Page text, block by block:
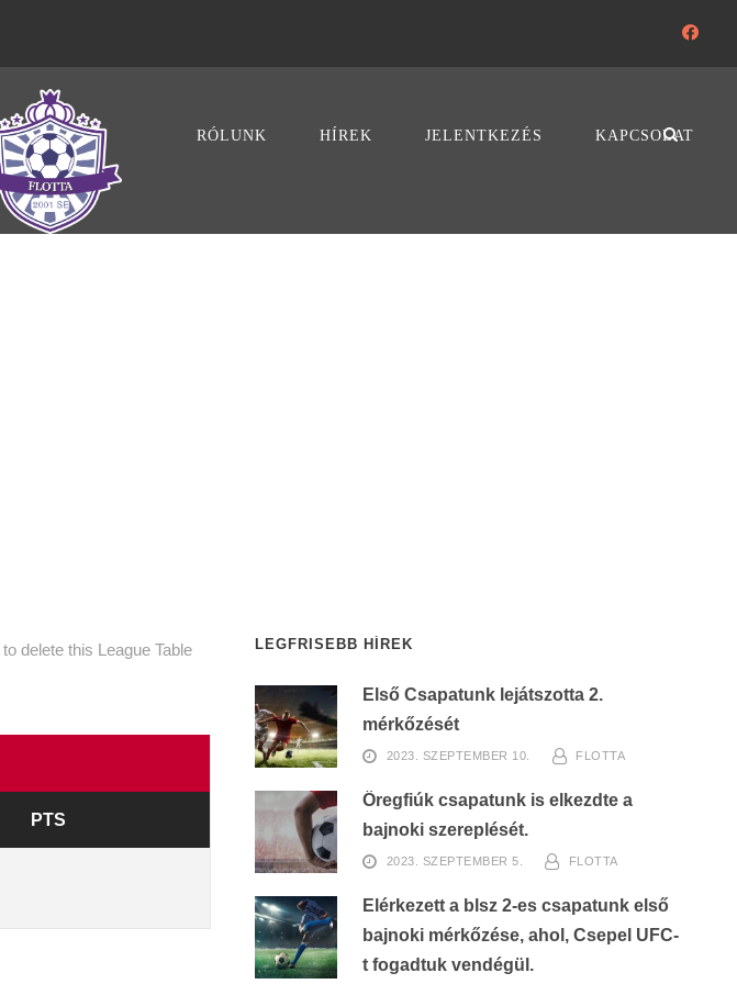
RÓLUNK HÍREK JELENTKEZÉS KAPCSOLAT
to delete this League Table
PTS
LEGFRISEBB HÍREK
Első Csapatunk lejátszotta 2.
mérkőzését
2023. SZEPTEMBER 10. FLOTTA
Öregfiúk csapatunk is elkezdte a
bajnoki szereplését.
2023. SZEPTEMBER 5. FLOTTA
Elérkezett a blsz 2-es csapatunk első
bajnoki mérkőzése, ahol, Csepel UFC-
t fogadtuk vendégül.